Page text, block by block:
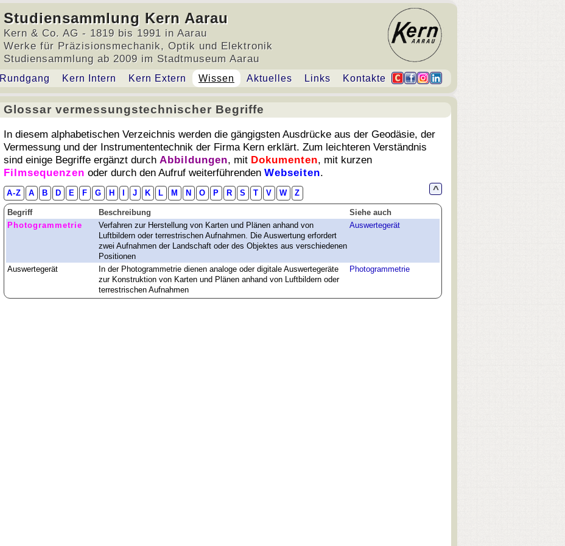
Studiensammlung Kern Aarau
Kern & Co. AG - 1819 bis 1991 in Aarau
Werke für Präzisionsmechanik, Optik und Elektronik
Studiensammlung ab 2009 im Stadtmuseum Aarau
Rundgang Kern Intern Kern Extern Wissen Aktuelles Links Kontakte
Glossar vermessungstechnischer Begriffe
Glossar vermessungstechnischer Begriffe
In diesem alphabetischen Verzeichnis werden die gängigsten Ausdrücke aus der Geodäsie, der
Vermessung und der Instrumententechnik der Firma Kern erklärt. Zum leichteren Verständnis
sind einige Begriffe ergänzt durch Abbildungen, mit Dokumenten, mit kurzen
Filmsequenzen oder durch den Aufruf weiterführenden Webseiten.
^
A-Z A B D E F G H J K L M N O P R S T V W Z
Begriff Beschreibung
Siehe auch
Photogrammetrie
Verfahren zur Herstellung von Karten und Plänen anhand von
Luftbildern oder terrestrischen Aufnahmen. Die Auswertung erfordert
zwei Aufnahmen der Landschaft oder des Objektes aus verschiedenen
Positionen
Auswertegerät
Auswertegerät
In der Photogrammetrie dienen analoge oder digitale Auswertegeräte
zur Konstruktion von Karten und Plänen anhand von Luftbildern oder
terrestrischen Aufnahmen
Photogrammetrie